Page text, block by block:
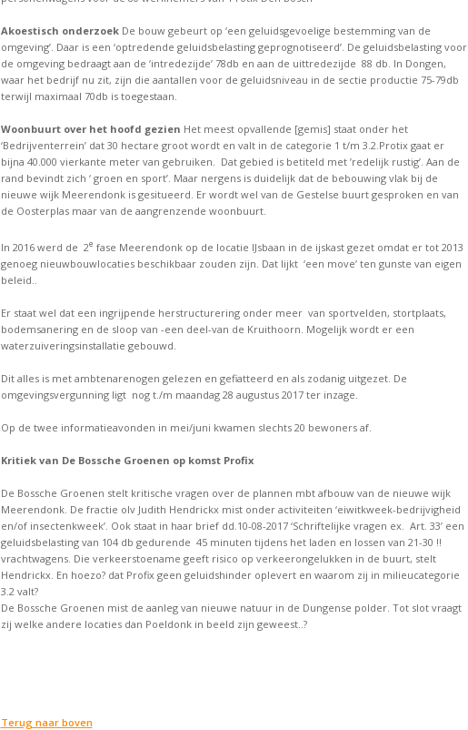
Akoestisch onderzoek De bouw gebeurt op ‘een geluidsgevoelige bestemming van de
omgeving’. Daar is een ‘optredende geluidsbelasting geprognotiseerd’. De geluidsbelasting voor
de omgeving bedraagt aan de ‘intredezijde’ 78db en aan de uittredezijde 88 db. In Dongen,
waar het bedrijf nu zit, zijn die aantallen voor de geluidsniveau in de sectie productie 75-79db
terwijl maximaal 70db is toegestaan.
Woonbuurt over het hoofd gezien Het meest opvallende [gemis] staat onder het
‘Bedrijventerrein’ dat 30 hectare groot wordt en valt in de categorie 1 t/m 3.2.Protix gaat er
bijna 40.000 vierkante meter van gebruiken. Dat gebied is betiteld met ’redelijk rustig’. Aan de
rand bevindt zich ‘ groen en sport’. Maar nergens is duidelijk dat de bebouwing vlak bij de
nieuwe wijk Meerendonk is gesitueerd. Er wordt wel van de Gestelse buurt gesproken en van
de Oosterplas maar van de aangrenzende woonbuurt.
In 2016 werd de 2e fase Meerendonk op de locatie IJsbaan in de ijskast gezet omdat er tot 2013
genoeg nieuwbouwlocaties beschikbaar zouden zijn. Dat lijkt ‘een move’ ten gunste van eigen
beleid..
Er staat wel dat een ingrijpende herstructurering onder meer van sportvelden, stortplaats,
bodemsanering en de sloop van -een deel-van de Kruithoorn. Mogelijk wordt er een
waterzuiveringsinstallatie gebouwd.
Dit alles is met ambtenarenogen gelezen en gefiatteerd en als zodanig uitgezet. De
omgevingsvergunning ligt nog t./m maandag 28 augustus 2017 ter inzage.
Op de twee informatieavonden in mei/juni kwamen slechts 20 bewoners af.
Kritiek van De Bossche Groenen op komst Profix
De Bossche Groenen stelt kritische vragen over de plannen mbt afbouw van de nieuwe wijk
Meerendonk. De fractie olv Judith Hendrickx mist onder activiteiten ‘eiwitkweek-bedrijvigheid
en/of insectenkweek’. Ook staat in haar brief dd.10-08-2017 ‘Schriftelijke vragen ex. Art. 33’ een
geluidsbelasting van 104 db gedurende 45 minuten tijdens het laden en lossen van 21-30 !!
vrachtwagens. Die verkeerstoename geeft risico op verkeerongelukken in de buurt, stelt
Hendrickx. En hoezo? dat Profix geen geluidshinder oplevert en waarom zij in milieucategorie
3.2 valt?
De Bossche Groenen mist de aanleg van nieuwe natuur in de Dungense polder. Tot slot vraagt
zij welke andere locaties dan Poeldonk in beeld zijn geweest..?
Terug naar boven